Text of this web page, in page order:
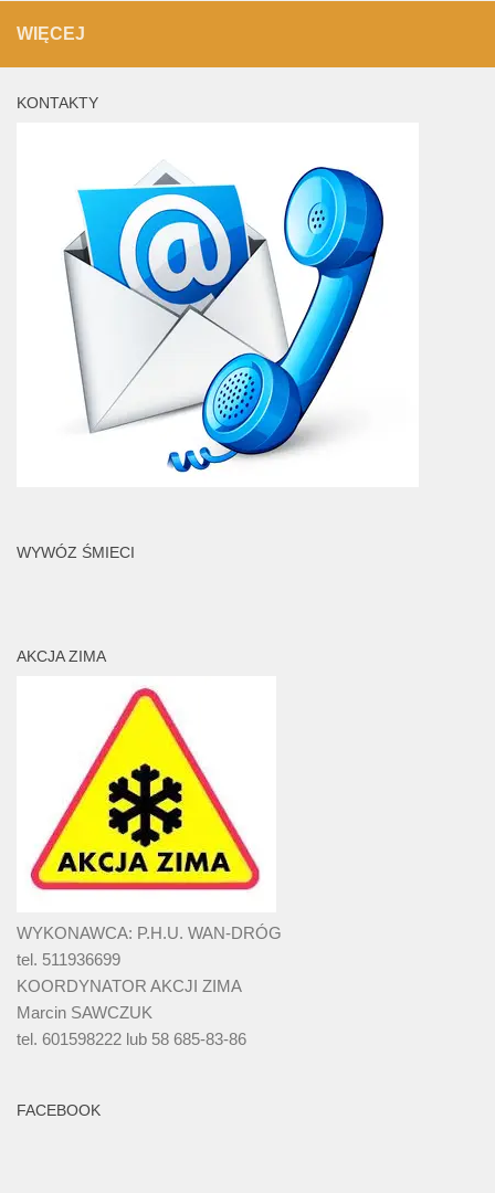
WIĘCEJ
KONTAKTY
WYWÓZ ŚMIECI
AKCJA ZIMA
WYKONAWCA: P.H.U. WAN-DRÓG
tel. 511936699
KOORDYNATOR AKCJI ZIMA
Marcin SAWCZUK
tel. 601598222 lub 58 685-83-86
FACEBOOK